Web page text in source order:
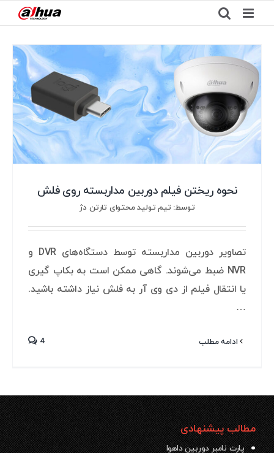
to
content
نحوه ریختن فیلم دوربین مداربسته روی فلش
توسط: تیم تولید محتوای تارتن دژ
تصاویر دوربین مداربسته توسط دستگاه‌های DVR و
NVR ضبط می‌شوند. گاهی ممکن است به بکاپ گیری
یا انتقال فیلم از دی وی آر به فلش نیاز داشته باشید.
…
ادامه مطلب 4
مطالب پیشنهادی
پارت نامبر دوربین داهوا